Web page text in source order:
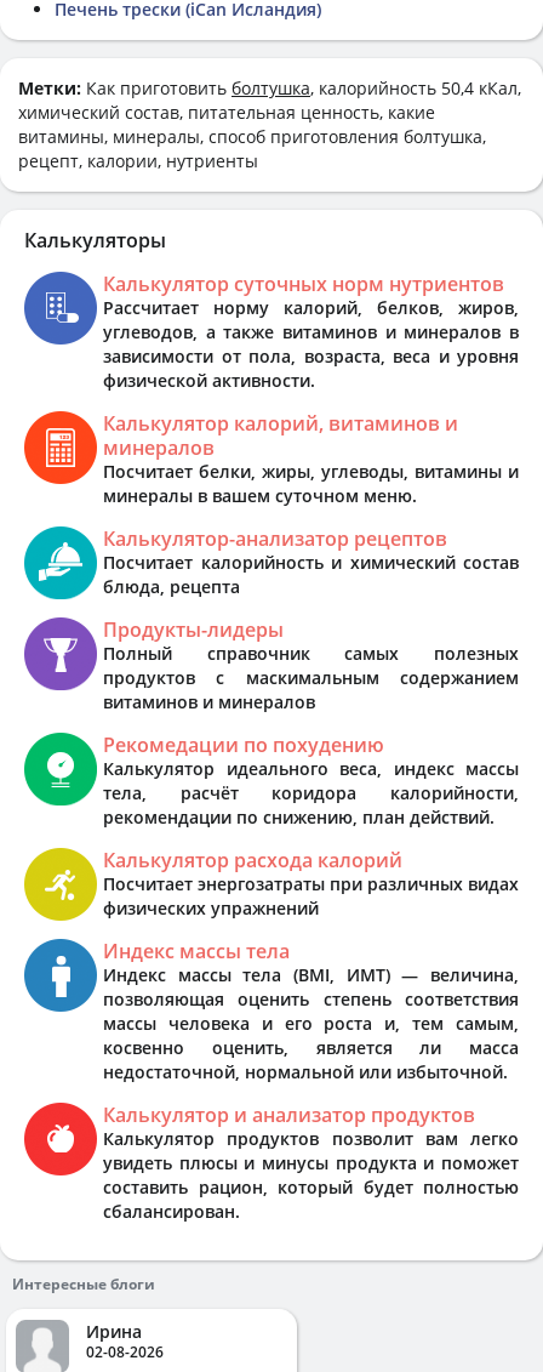
Печень трески (iCan Исландия)
Метки: Как приготовить болтушка, калорийность 50,4 кКал,
химический состав, питательная ценность, какие
витамины, минералы, способ приготовления болтушка,
рецепт, калории, нутриенты
Калькуляторы
Калькулятор суточных норм нутриентов
Рассчитает норму калорий, белков, жиров,
углеводов, а также витаминов и минералов в
зависимости от пола, возраста, веса и уровня
физической активности.
Калькулятор калорий, витаминов и
минералов
Посчитает белки, жиры, углеводы, витамины и
минералы в вашем суточном меню.
Калькулятор-анализатор рецептов
Посчитает калорийность и химический состав
блюда, рецепта
Продукты-лидеры
Полный справочник самых полезных
продуктов с маскимальным содержанием
витаминов и минералов
Рекомедации по похудению
Калькулятор идеального веса, индекс массы
тела, расчёт коридора калорийности,
рекомендации по снижению, план действий.
Калькулятор расхода калорий
Посчитает энергозатраты при различных видах
физических упражнений
Индекс массы тела
Индекс массы тела (BMI, ИМТ) — величина,
позволяющая оценить степень соответствия
массы человека и его роста и, тем самым,
косвенно оценить, является ли масса
недостаточной, нормальной или избыточной.
Калькулятор и анализатор продуктов
Калькулятор продуктов позволит вам легко
увидеть плюсы и минусы продукта и поможет
составить рацион, который будет полностью
сбалансирован.
Интересные блоги
Ирина
02-08-2026